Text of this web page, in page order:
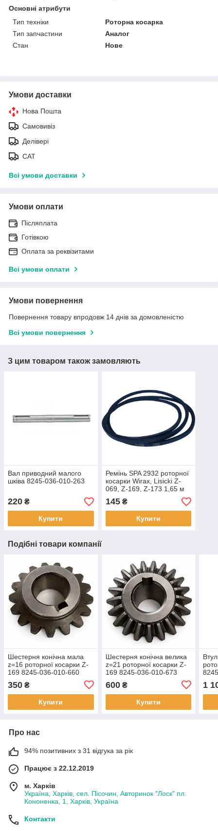
Основні атрибути
Тип техніки
Роторна косарка
Тип запчастини
Аналог
Стан
Нове
Умови доставки
Нова Пошта
Самовивіз
Делівері
САТ
Всі умови доставки
Умови оплати
Післяплата
Готівкою
Оплата за реквізитами
Всі умови оплати
Умови повернення
Повернення товару впродовж 14 днів за домовленістю
Всі умови повернення
З цим товаром також замовляють
Вал приводний малого
шківа 8245-036-010-263
220 ₴
Купити
Ремінь SPA 2932 роторної
косарки Wirax, Lisicki Z-
069, Z-169, Z-173 1,65 м
145₴
Купити
Подібні товари компанії
Шестерня конічна мала
z=16 роторної косарки Z-
169 8245-036-010-660
350 ₴
Купити
Шестерня конічна велика
z=21 роторної косарки Z-
169 8245-036-010-673
600₴
Купити
1
Про нас
94% позитивних з 31 відгука за рік
Працює з 22.12.2019
м. Харків
Україна, Харків, сел. Пісочин, Авторинок "Лоск" пл.
Кононенка, 1, Харків, Україна
Контакти